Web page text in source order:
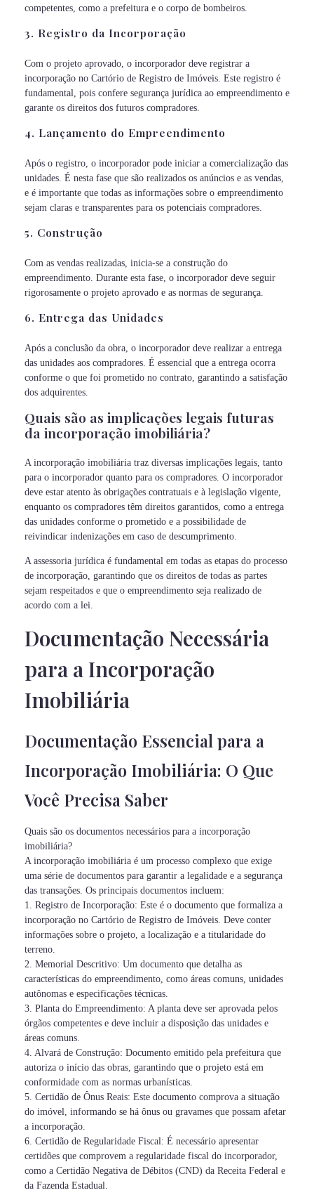
competentes, como a prefeitura e o corpo de bombeiros.
3. Registro da Incorporação
Com o projeto aprovado, o incorporador deve registrar a
incorporação no Cartório de Registro de Imóveis. Este registro é
fundamental, pois confere segurança jurídica ao empreendimento e
garante os direitos dos futuros compradores.
4. Lançamento do Empreendimento
Após o registro, o incorporador pode iniciar a comercialização das
unidades. É nesta fase que são realizados os anúncios e as vendas,
e é importante que todas as informações sobre o empreendimento
sejam claras e transparentes para os potenciais compradores.
5. Construção
Com as vendas realizadas, inicia-se a construção do
empreendimento. Durante esta fase, o incorporador deve seguir
rigorosamente o projeto aprovado e as normas de segurança.
6. Entrega das Unidades
Após a conclusão da obra, o incorporador deve realizar a entrega
das unidades aos compradores. É essencial que a entrega ocorra
conforme o que foi prometido no contrato, garantindo a satisfação
dos adquirentes.
Quais são as implicações legais futuras
da incorporação imobiliária?
A incorporação imobiliária traz diversas implicações legais, tanto
para o incorporador quanto para os compradores. O incorporador
deve estar atento às obrigações contratuais e à legislação vigente,
enquanto os compradores têm direitos garantidos, como a entrega
das unidades conforme o prometido e a possibilidade de
reivindicar indenizações em caso de descumprimento.
A assessoria jurídica é fundamental em todas as etapas do processo
de incorporação, garantindo que os direitos de todas as partes
sejam respeitados e que o empreendimento seja realizado de
acordo com a lei.
Documentação Necessária
para a Incorporação
Imobiliária
Documentação Essencial para a
Incorporação Imobiliária: O Que
Você Precisa Saber
Quais são os documentos necessários para a incorporação
imobiliária?
A incorporação imobiliária é um processo complexo que exige
uma série de documentos para garantir a legalidade e a segurança
das transações. Os principais documentos incluem:
1. Registro de Incorporação: Este é o documento que formaliza a
incorporação no Cartório de Registro de Imóveis. Deve conter
informações sobre o projeto, a localização e a titularidade do
terreno.
2. Memorial Descritivo: Um documento que detalha as
características do empreendimento, como áreas comuns, unidades
autônomas e especificações técnicas.
3. Planta do Empreendimento: A planta deve ser aprovada pelos
órgãos competentes e deve incluir a disposição das unidades e
áreas comuns.
4. Alvará de Construção: Documento emitido pela prefeitura que
autoriza o início das obras, garantindo que o projeto está em
conformidade com as normas urbanísticas.
5. Certidão de Ônus Reais: Este documento comprova a situação
do imóvel, informando se há ônus ou gravames que possam afetar
a incorporação.
6. Certidão de Regularidade Fiscal: É necessário apresentar
certidões que comprovem a regularidade fiscal do incorporador,
como a Certidão Negativa de Débitos (CND) da Receita Federal e
da Fazenda Estadual.